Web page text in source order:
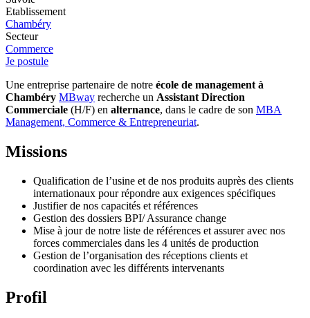
Etablissement
Chambéry
Secteur
Commerce
Je postule
Une entreprise partenaire de notre école de management à
Chambéry MBway recherche un Assistant Direction
Commerciale (H/F) en alternance, dans le cadre de son MBA
Management, Commerce & Entrepreneuriat.
Missions
Qualification de l’usine et de nos produits auprès des clients
internationaux pour répondre aux exigences spécifiques
Justifier de nos capacités et références
Gestion des dossiers BPI/ Assurance change
Mise à jour de notre liste de références et assurer avec nos
forces commerciales dans les 4 unités de production
Gestion de l’organisation des réceptions clients et
coordination avec les différents intervenants
Profil